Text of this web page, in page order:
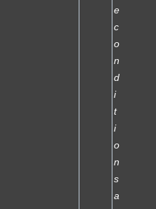
e
c
o
n
d
i
t
i
o
n
s
a